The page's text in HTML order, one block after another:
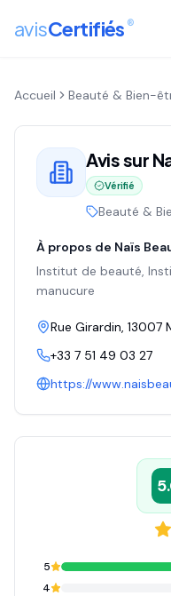
avisCertifiés ®
Accueil Beauté & Bien-
Avis sur
Vérifié
Beauté &
À propos de Naïs
Institut de beauté,
manucure
Rue Girardin, 13007
+33 7 51 49 03 27
https://
5
4